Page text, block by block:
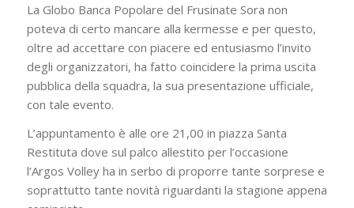
La Globo Banca Popolare del Frusinate Sora non
poteva di certo mancare alla kermesse e per questo,
oltre ad accettare con piacere ed entusiasmo l’invito
degli organizzatori, ha fatto coincidere la prima uscita
pubblica della squadra, la sua presentazione ufficiale,
con tale evento.
L’appuntamento è alle ore 21,00 in piazza Santa
Restituta dove sul palco allestito per l’occasione
l’Argos Volley ha in serbo di proporre tante sorprese e
soprattutto tante novità riguardanti la stagione appena